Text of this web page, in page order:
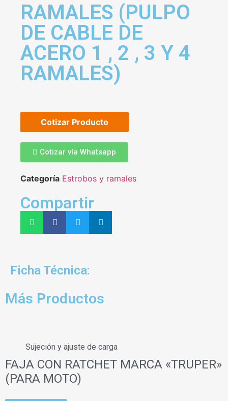
RAMALES (PULPO
DE CABLE DE
ACERO 1 , 2 , 3 Y 4
RAMALES)
Cotizar Producto
Cotizar vía Whatsapp
Categoría Estrobos y ramales
Compartir
Ficha Técnica:
Más Productos
Sujeción y ajuste de carga
FAJA CON RATCHET MARCA «TRUPER»
(PARA MOTO)